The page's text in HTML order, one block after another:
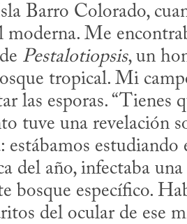
Barro Colorado,
moderna. Me
Pestalotiopsis, un
tropical. Mi
las esporas. “Tienes
tuve una revelación
estudiando
del año, infectaba
bosque específico.
del ocular de ese